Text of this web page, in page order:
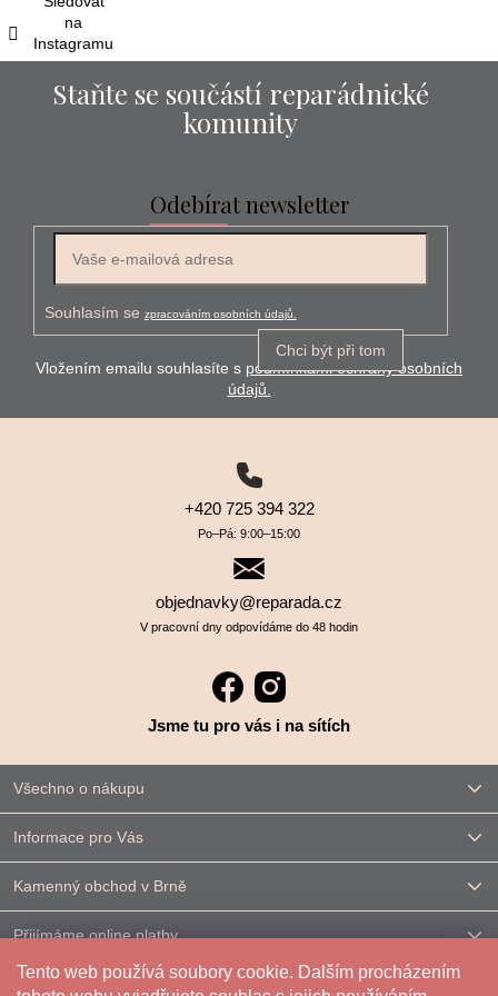
Tento web používá soubory cookie. Dalším procházením
na
Instagramu
Staňte se součástí reparádnické
komunity
Odebírat newsletter
Souhlasím se zpracováním osobních údajů.
Chci být při tom
Vložením emailu souhlasíte s podmínkami ochrany osobních
údajů.
+420 725 394 322
Po–⁠⁠⁠⁠⁠⁠Pá: 9:00–⁠⁠⁠⁠⁠⁠15:00
objednavky@reparada.cz
V pracovní dny odpovídáme do 48 hodin
Jsme tu pro vás i na sítích
Všechno o nákupu
Informace pro Vás
Kamenný obchod v Brně
Přijímáme online platby
Kontakt